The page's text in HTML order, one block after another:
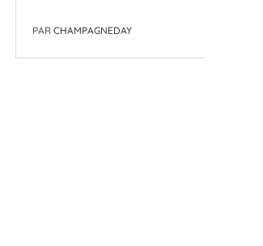
CHAMPAGNEDAY